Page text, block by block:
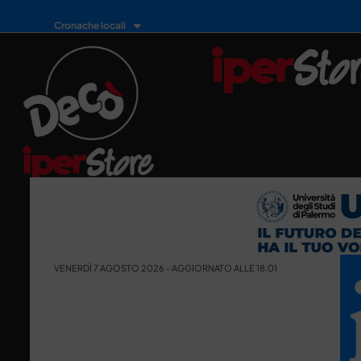
Cronache locali
VENERDÌ 7 AGOSTO 2026 - AGGIORNATO ALLE 18:01